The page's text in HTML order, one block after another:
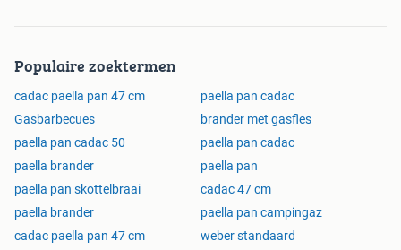
Whatsapp bericht sturen.
Populaire zoektermen
cadac paella pan 47 cm
paella pan cadac
Gasbarbecues
brander met gasfles
paella pan cadac 50
paella pan cadac
paella brander
paella pan
paella pan skottelbraai
cadac 47 cm
paella brander
paella pan campingaz
cadac paella pan 47 cm
weber standaard